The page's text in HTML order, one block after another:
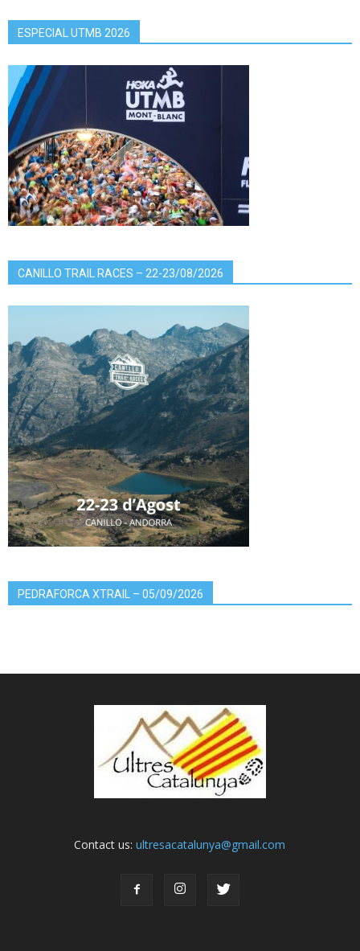
ESPECIAL UTMB 2026
CANILLO TRAIL RACES – 22-23/08/2026
PEDRAFORCA XTRAIL – 05/09/2026
Contact us:ultresacatalunya@gmail.com